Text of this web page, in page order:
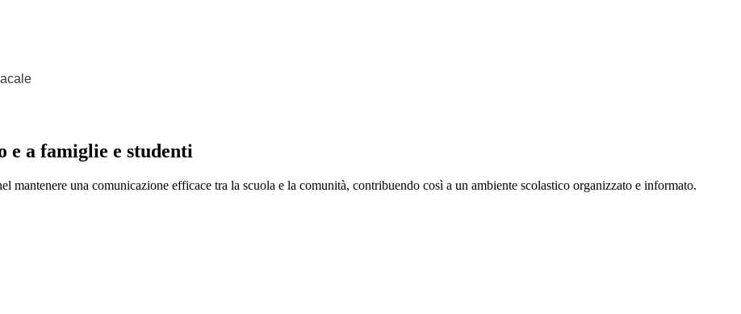
e a famiglie e studenti
mantenere una comunicazione efficace tra la scuola e la comunità, contribuendo così a un ambiente scolastico organizzato e informato.